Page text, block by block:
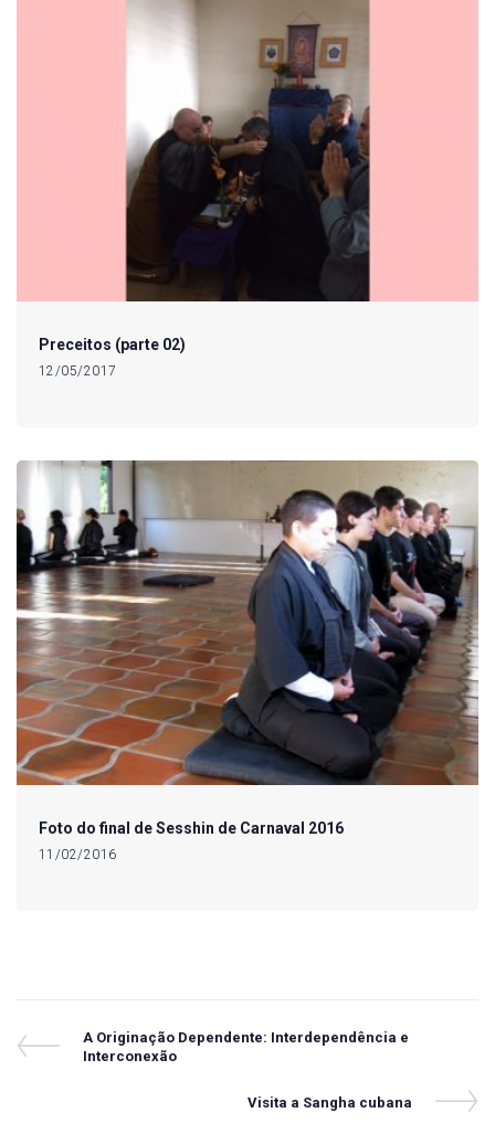
Preceitos (parte 02)
12/05/2017
Foto do final de Sesshin de Carnaval 2016
11/02/2016
Navegação
Previous
Post
A Originação Dependente: Interdependência e
Interconexão
Next
Visita a Sangha cubana